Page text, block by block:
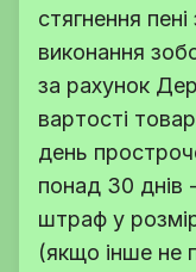
стягнення
виконання
за рахунок
вартості
день
понад 30 днів
штраф у
(якщо інше не